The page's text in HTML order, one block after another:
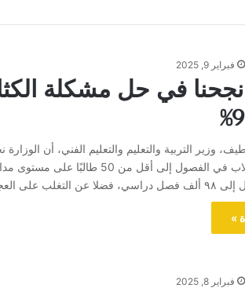
فبراير 9, 2025
نجحنا في حل مشكلة
وزير التربية والتعليم والتعليم الفني، أن
عبر العديد من الحلول…
»
فبراير 8, 2025